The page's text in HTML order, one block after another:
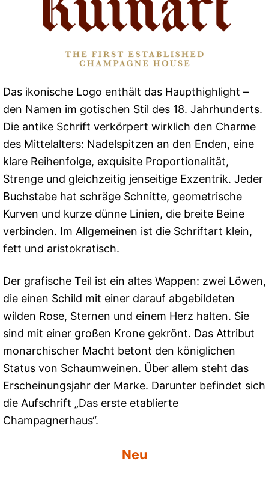
Das ikonische Logo enthält das Haupthighlight –
den Namen im gotischen Stil des 18. Jahrhunderts.
Die antike Schrift verkörpert wirklich den Charme
des Mittelalters: Nadelspitzen an den Enden, eine
klare Reihenfolge, exquisite Proportionalität,
Strenge und gleichzeitig jenseitige Exzentrik. Jeder
Buchstabe hat schräge Schnitte, geometrische
Kurven und kurze dünne Linien, die breite Beine
verbinden. Im Allgemeinen ist die Schriftart klein,
fett und aristokratisch.
Der grafische Teil ist ein altes Wappen: zwei Löwen,
die einen Schild mit einer darauf abgebildeten
wilden Rose, Sternen und einem Herz halten. Sie
sind mit einer großen Krone gekrönt. Das Attribut
monarchischer Macht betont den königlichen
Status von Schaumweinen. Über allem steht das
Erscheinungsjahr der Marke. Darunter befindet sich
die Aufschrift „Das erste etablierte
Champagnerhaus“.
Neu